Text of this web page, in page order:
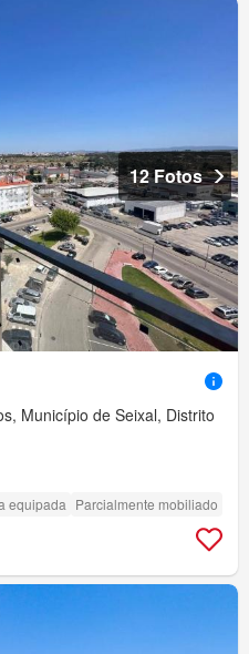
12 Fotos
Município de Seixal, Distrito
equipada Parcialmente mobiliado